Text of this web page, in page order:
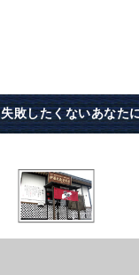
失敗したくないあなた